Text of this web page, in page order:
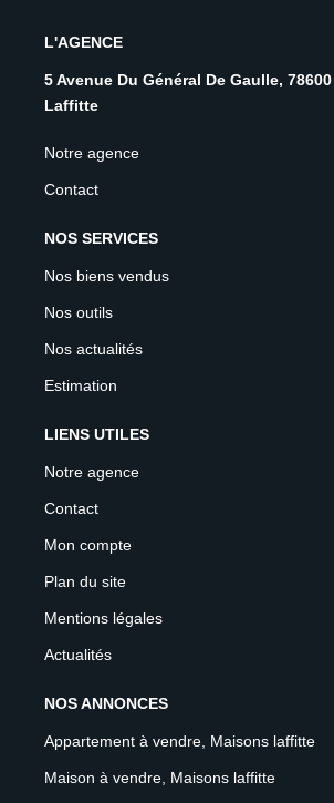
L'AGENCE
5 Avenue Du Général De Gaulle,
Laffitte
Notre agence
Contact
NOS SERVICES
Nos biens vendus
Nos outils
Nos actualités
Estimation
LIENS UTILES
Notre agence
Contact
Mon compte
Plan du site
Mentions légales
Actualités
NOS ANNONCES
Appartement à vendre, Maisons laffitte
Maison à vendre, Maisons laffitte